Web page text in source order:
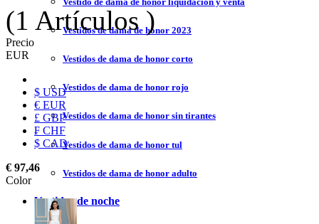
Vestidos de dama de honor 2023
Vestidos de dama de honor corto
Vestidos de dama de honor rojo
Vestidos de dama de honor sin tirantes
Vestidos de dama de honor tul
Vestidos de dama de honor adulto
Vestidos de noche
(1 Artículos )
Precio
EUR
$ USD
€ EUR
£ GBP
₣ CHF
$ CAD
€ 97,46
Color